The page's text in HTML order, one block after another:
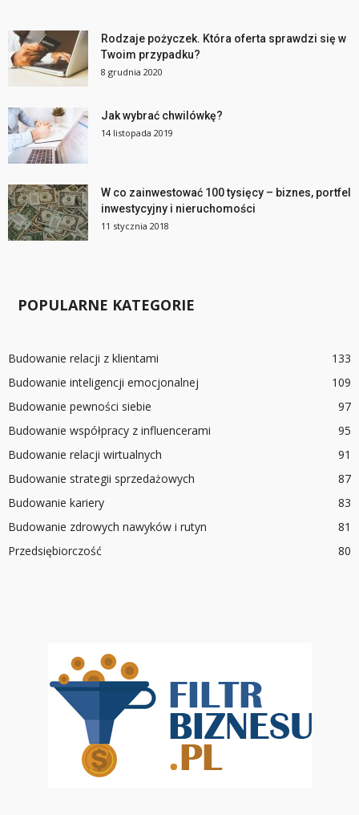
Rodzaje pożyczek. Która oferta sprawdzi się w
Twoim przypadku?
8 grudnia 2020
Jak wybrać chwilówkę?
14 listopada 2019
W co zainwestować 100 tysięcy – biznes, portfel
inwestycyjny i nieruchomości
11 stycznia 2018
POPULARNE KATEGORIE
Budowanie relacji z klientami
133
Budowanie inteligencji emocjonalnej
109
Budowanie pewności siebie
97
Budowanie współpracy z influencerami
95
Budowanie relacji wirtualnych
91
Budowanie strategii sprzedażowych
87
Budowanie kariery
83
Budowanie zdrowych nawyków i rutyn
81
Przedsiębiorczość
80